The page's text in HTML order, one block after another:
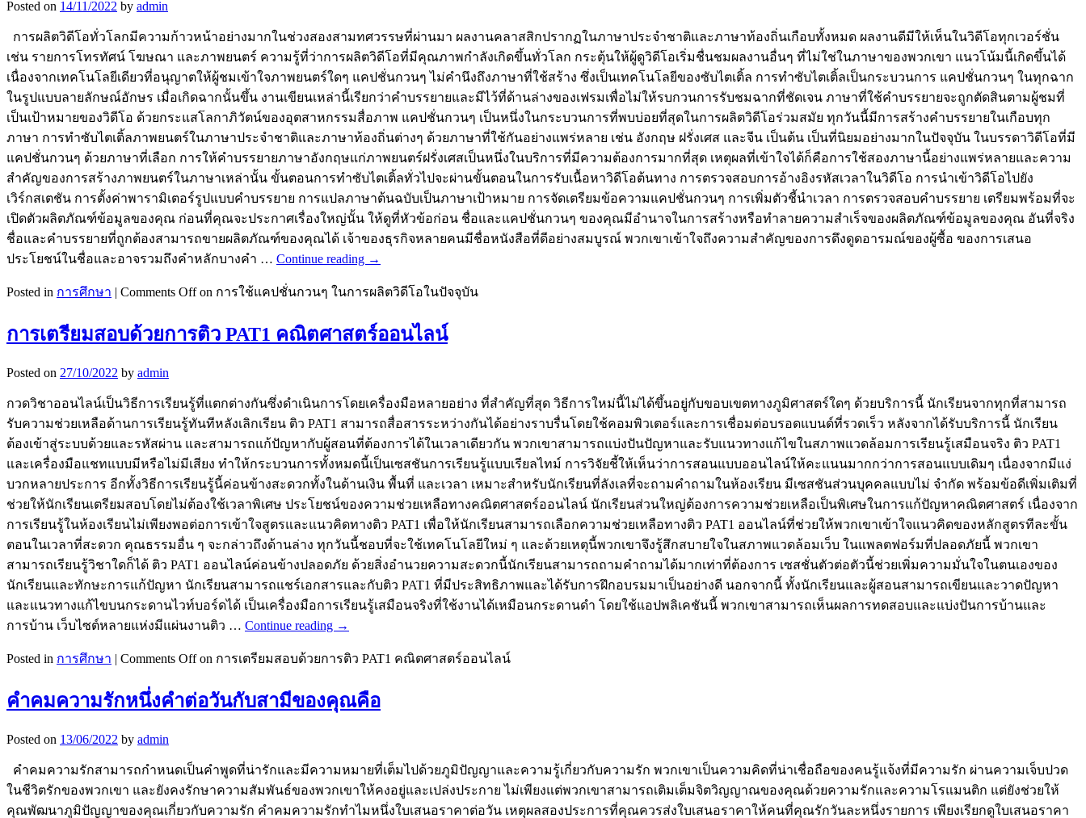
Posted on 14/11/2022 by admin
การผลิตวิดีโอทั่วโลกมีความก้าวหน้าอย่างมากในช่วงสองสามทศวรรษที่ผ่านมา ผลงานคลาสสิกปรากฏในภาษาประจำชาติและภาษาท้องถิ่นเกือบทั้งหมด ผลงานดีมีให้เห็นในวิดีโอทุกเวอร์ชั่น
เช่น รายการโทรทัศน์ โฆษณา และภาพยนตร์ ความรู้ที่ว่าการผลิตวิดีโอที่มีคุณภาพกำลังเกิดขึ้นทั่วโลก กระตุ้นให้ผู้ดูวิดีโอเริ่มชื่นชมผลงานอื่นๆ ที่ไม่ใช่ในภาษาของพวกเขา แนวโน้มนี้เกิดขึ้นได้
เนื่องจากเทคโนโลยีเดียวที่อนุญาตให้ผู้ชมเข้าใจภาพยนตร์ใดๆ แคปชั่นกวนๆ ไม่คำนึงถึงภาษาที่ใช้สร้าง ซึ่งเป็นเทคโนโลยีของซับไตเติ้ล การทำซับไตเติ้ลเป็นกระบวนการ แคปชั่นกวนๆ ในทุกฉาก
ในรูปแบบลายลักษณ์อักษร เมื่อเกิดฉากนั้นขึ้น งานเขียนเหล่านี้เรียกว่าคำบรรยายและมีไว้ที่ด้านล่างของเฟรมเพื่อไม่ให้รบกวนการรับชมฉากที่ชัดเจน ภาษาที่ใช้คำบรรยายจะถูกตัดสินตามผู้ชมที่
เป็นเป้าหมายของวิดีโอ ด้วยกระแสโลกาภิวัตน์ของอุตสาหกรรมสื่อภาพ แคปชั่นกวนๆ เป็นหนึ่งในกระบวนการที่พบบ่อยที่สุดในการผลิตวิดีโอร่วมสมัย ทุกวันนี้มีการสร้างคำบรรยายในเกือบทุก
ภาษา การทำซับไตเติ้ลภาพยนตร์ในภาษาประจำชาติและภาษาท้องถิ่นต่างๆ ด้วยภาษาที่ใช้กันอย่างแพร่หลาย เช่น อังกฤษ ฝรั่งเศส และจีน เป็นต้น เป็นที่นิยมอย่างมากในปัจจุบัน ในบรรดาวิดีโอที่มี
แคปชั่นกวนๆ ด้วยภาษาที่เลือก การให้คำบรรยายภาษาอังกฤษแก่ภาพยนตร์ฝรั่งเศสเป็นหนึ่งในบริการที่มีความต้องการมากที่สุด เหตุผลที่เข้าใจได้ก็คือการใช้สองภาษานี้อย่างแพร่หลายและความ
สำคัญของการสร้างภาพยนตร์ในภาษาเหล่านั้น ขั้นตอนการทำซับไตเติ้ลทั่วไปจะผ่านขั้นตอนในการรับเนื้อหาวิดีโอต้นทาง การตรวจสอบการอ้างอิงรหัสเวลาในวิดีโอ การนำเข้าวิดีโอไปยัง
เวิร์กสเตชัน การตั้งค่าพารามิเตอร์รูปแบบคำบรรยาย การแปลภาษาต้นฉบับเป็นภาษาเป้าหมาย การจัดเตรียมข้อความแคปชั่นกวนๆ การเพิ่มตัวชี้นำเวลา การตรวจสอบคำบรรยาย เตรียมพร้อมที่จะ
เปิดตัวผลิตภัณฑ์ข้อมูลของคุณ ก่อนที่คุณจะประกาศเรื่องใหญ่นั้น ให้ดูที่หัวข้อก่อน ชื่อและแคปชั่นกวนๆ ของคุณมีอำนาจในการสร้างหรือทำลายความสำเร็จของผลิตภัณฑ์ข้อมูลของคุณ อันที่จริง
ชื่อและคำบรรยายที่ถูกต้องสามารถขายผลิตภัณฑ์ของคุณได้ เจ้าของธุรกิจหลายคนมีชื่อหนังสือที่ดีอย่างสมบูรณ์ พวกเขาเข้าใจถึงความสำคัญของการดึงดูดอารมณ์ของผู้ซื้อ ของการเสนอ
ประโยชน์ในชื่อและอาจรวมถึงคำหลักบางคำ … Continue reading →
Posted in การศึกษา | Comments Offon การใช้แคปชั่นกวนๆ ในการผลิตวิดีโอในปัจจุบัน
การเตรียมสอบด้วยการติว PAT1 คณิตศาสตร์ออนไลน์
Posted on 27/10/2022 by admin
กวดวิชาออนไลน์เป็นวิธีการเรียนรู้ที่แตกต่างกันซึ่งดำเนินการโดยเครื่องมือหลายอย่าง ที่สำคัญที่สุด วิธีการใหม่นี้ไม่ได้ขึ้นอยู่กับขอบเขตทางภูมิศาสตร์ใดๆ ด้วยบริการนี้ นักเรียนจากทุกที่สามารถ
รับความช่วยเหลือด้านการเรียนรู้ทันทีหลังเลิกเรียน ติว PAT1 สามารถสื่อสารระหว่างกันได้อย่างราบรื่นโดยใช้คอมพิวเตอร์และการเชื่อมต่อบรอดแบนด์ที่รวดเร็ว หลังจากได้รับบริการนี้ นักเรียน
ต้องเข้าสู่ระบบด้วยและรหัสผ่าน และสามารถแก้ปัญหากับผู้สอนที่ต้องการได้ในเวลาเดียวกัน พวกเขาสามารถแบ่งปันปัญหาและรับแนวทางแก้ไขในสภาพแวดล้อมการเรียนรู้เสมือนจริง ติว PAT1
และเครื่องมือแชทแบบมีหรือไม่มีเสียง ทำให้กระบวนการทั้งหมดนี้เป็นเซสชันการเรียนรู้แบบเรียลไทม์ การวิจัยชี้ให้เห็นว่าการสอนแบบออนไลน์ให้คะแนนมากกว่าการสอนแบบเดิมๆ เนื่องจากมีแง่
บวกหลายประการ อีกทั้งวิธีการเรียนรู้นี้ค่อนข้างสะดวกทั้งในด้านเงิน พื้นที่ และเวลา เหมาะสำหรับนักเรียนที่ลังเลที่จะถามคำถามในห้องเรียน มีเซสชันส่วนบุคคลแบบไม่ จำกัด พร้อมข้อดีเพิ่มเติมที่
ช่วยให้นักเรียนเตรียมสอบโดยไม่ต้องใช้เวลาพิเศษ ประโยชน์ของความช่วยเหลือทางคณิตศาสตร์ออนไลน์ นักเรียนส่วนใหญ่ต้องการความช่วยเหลือเป็นพิเศษในการแก้ปัญหาคณิตศาสตร์ เนื่องจาก
การเรียนรู้ในห้องเรียนไม่เพียงพอต่อการเข้าใจสูตรและแนวคิดทางติว PAT1 เพื่อให้นักเรียนสามารถเลือกความช่วยเหลือทางติว PAT1 ออนไลน์ที่ช่วยให้พวกเขาเข้าใจแนวคิดของหลักสูตรทีละขั้น
ตอนในเวลาที่สะดวก คุณธรรมอื่น ๆ จะกล่าวถึงด้านล่าง ทุกวันนี้ชอบที่จะใช้เทคโนโลยีใหม่ ๆ และด้วยเหตุนี้พวกเขาจึงรู้สึกสบายใจในสภาพแวดล้อมเว็บ ในแพลตฟอร์มที่ปลอดภัยนี้ พวกเขา
สามารถเรียนรู้วิชาใดก็ได้ ติว PAT1 ออนไลน์ค่อนข้างปลอดภัย ด้วยสิ่งอำนวยความสะดวกนี้นักเรียนสามารถถามคำถามได้มากเท่าที่ต้องการ เซสชั่นตัวต่อตัวนี้ช่วยเพิ่มความมั่นใจในตนเองของ
นักเรียนและทักษะการแก้ปัญหา นักเรียนสามารถแชร์เอกสารและกับติว PAT1 ที่มีประสิทธิภาพและได้รับการฝึกอบรมมาเป็นอย่างดี นอกจากนี้ ทั้งนักเรียนและผู้สอนสามารถเขียนและวาดปัญหา
และแนวทางแก้ไขบนกระดานไวท์บอร์ดได้ เป็นเครื่องมือการเรียนรู้เสมือนจริงที่ใช้งานได้เหมือนกระดานดำ โดยใช้แอปพลิเคชันนี้ พวกเขาสามารถเห็นผลการทดสอบและแบ่งปันการบ้านและ
การบ้าน เว็บไซต์หลายแห่งมีแผ่นงานติว … Continue reading →
Posted in การศึกษา | Comments Offon การเตรียมสอบด้วยการติว PAT1 คณิตศาสตร์ออนไลน์
คำคมความรักหนึ่งคำต่อวันกับสามีของคุณคือ
Posted on 13/06/2022 by admin
คำคมความรักสามารถกำหนดเป็นคำพูดที่น่ารักและมีความหมายที่เต็มไปด้วยภูมิปัญญาและความรู้เกี่ยวกับความรัก พวกเขาเป็นความคิดที่น่าเชื่อถือของคนรู้แจ้งที่มีความรัก ผ่านความเจ็บปวด
ในชีวิตรักของพวกเขา และยังคงรักษาความสัมพันธ์ของพวกเขาให้คงอยู่และเปล่งประกาย ไม่เพียงแต่พวกเขาสามารถเติมเต็มจิตวิญญาณของคุณด้วยความรักและความโรแมนติก แต่ยังช่วยให้
คุณพัฒนาภูมิปัญญาของคุณเกี่ยวกับความรัก คำคมความรักทำไมหนึ่งใบเสนอราคาต่อวัน เหตุผลสองประการที่คุณควรส่งใบเสนอราคาให้คนที่คุณรักวันละหนึ่งรายการ เพียงเรียกดูใบเสนอราคา